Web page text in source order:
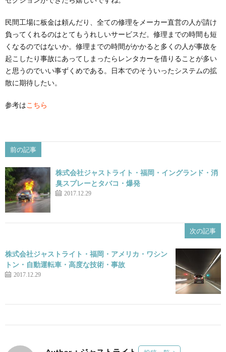
民間工場に板金は頼んだり、全ての修理をメーカー直営の人が請け
負ってくれるのはとてもうれしいサービスだ。修理までの時間も短
くなるのではないか。修理までの時間がかかると多くの人が事故を
起こしたり事故にあってしまったらレンタカーを借りることが多い
と思うのでいい事ずくめである。日本でのそういったシステムの拡
散に期待したい。
参考はこちら
前の記事
株式会社ジャストライト・福岡・イングランド・消
臭スプレーとタバコ・爆発
2017.12.29
次の記事
株式会社ジャストライト・福岡・アメリカ・ワシン
トン・自動運転車・高度な技術・事故
2017.12.29